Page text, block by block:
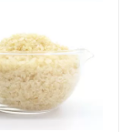
حولنا